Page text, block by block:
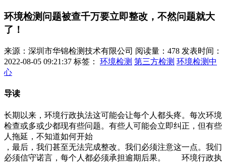
环境检测问题被查千万要立即整改，不然问题就大
了！
来源：深圳市华锦检测技术有限公司 阅读量：478 发表时间：
2022-08-05 09:21:37 标签： 环境检测 第三方检测 环境检测中
心
导读
长期以来，环境行政执法这可能会让每个人都头疼。每次环境
检查或多或少都现有些问题。有些人可能会立即纠正，但有些
人拖延，不知道如何开始
，最后，我们甚至无法完成整改。我们必须注意这一点。我们
必须信守诺言，每个人都必须承担逾期后果。 环境行政执